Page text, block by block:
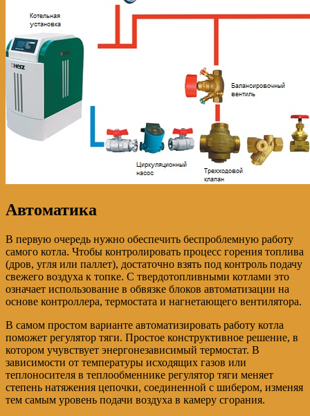
Автоматика
В первую очередь нужно обеспечить беспроблемную работу
самого котла. Чтобы контролировать процесс горения топлива
(дров, угля или паллет), достаточно взять под контроль подачу
свежего воздуха к топке. С твердотопливными котлами это
означает использование в обвязке блоков автоматизации на
основе контроллера, термостата и нагнетающего вентилятора.
В самом простом варианте автоматизировать работу котла
поможет регулятор тяги. Простое конструктивное решение, в
котором учувствует энергонезависимый термостат. В
зависимости от температуры исходящих газов или
теплоносителя в теплообменнике регулятор тяги меняет
степень натяжения цепочки, соединенной с шибером, изменяя
тем самым уровень подачи воздуха в камеру сгорания.